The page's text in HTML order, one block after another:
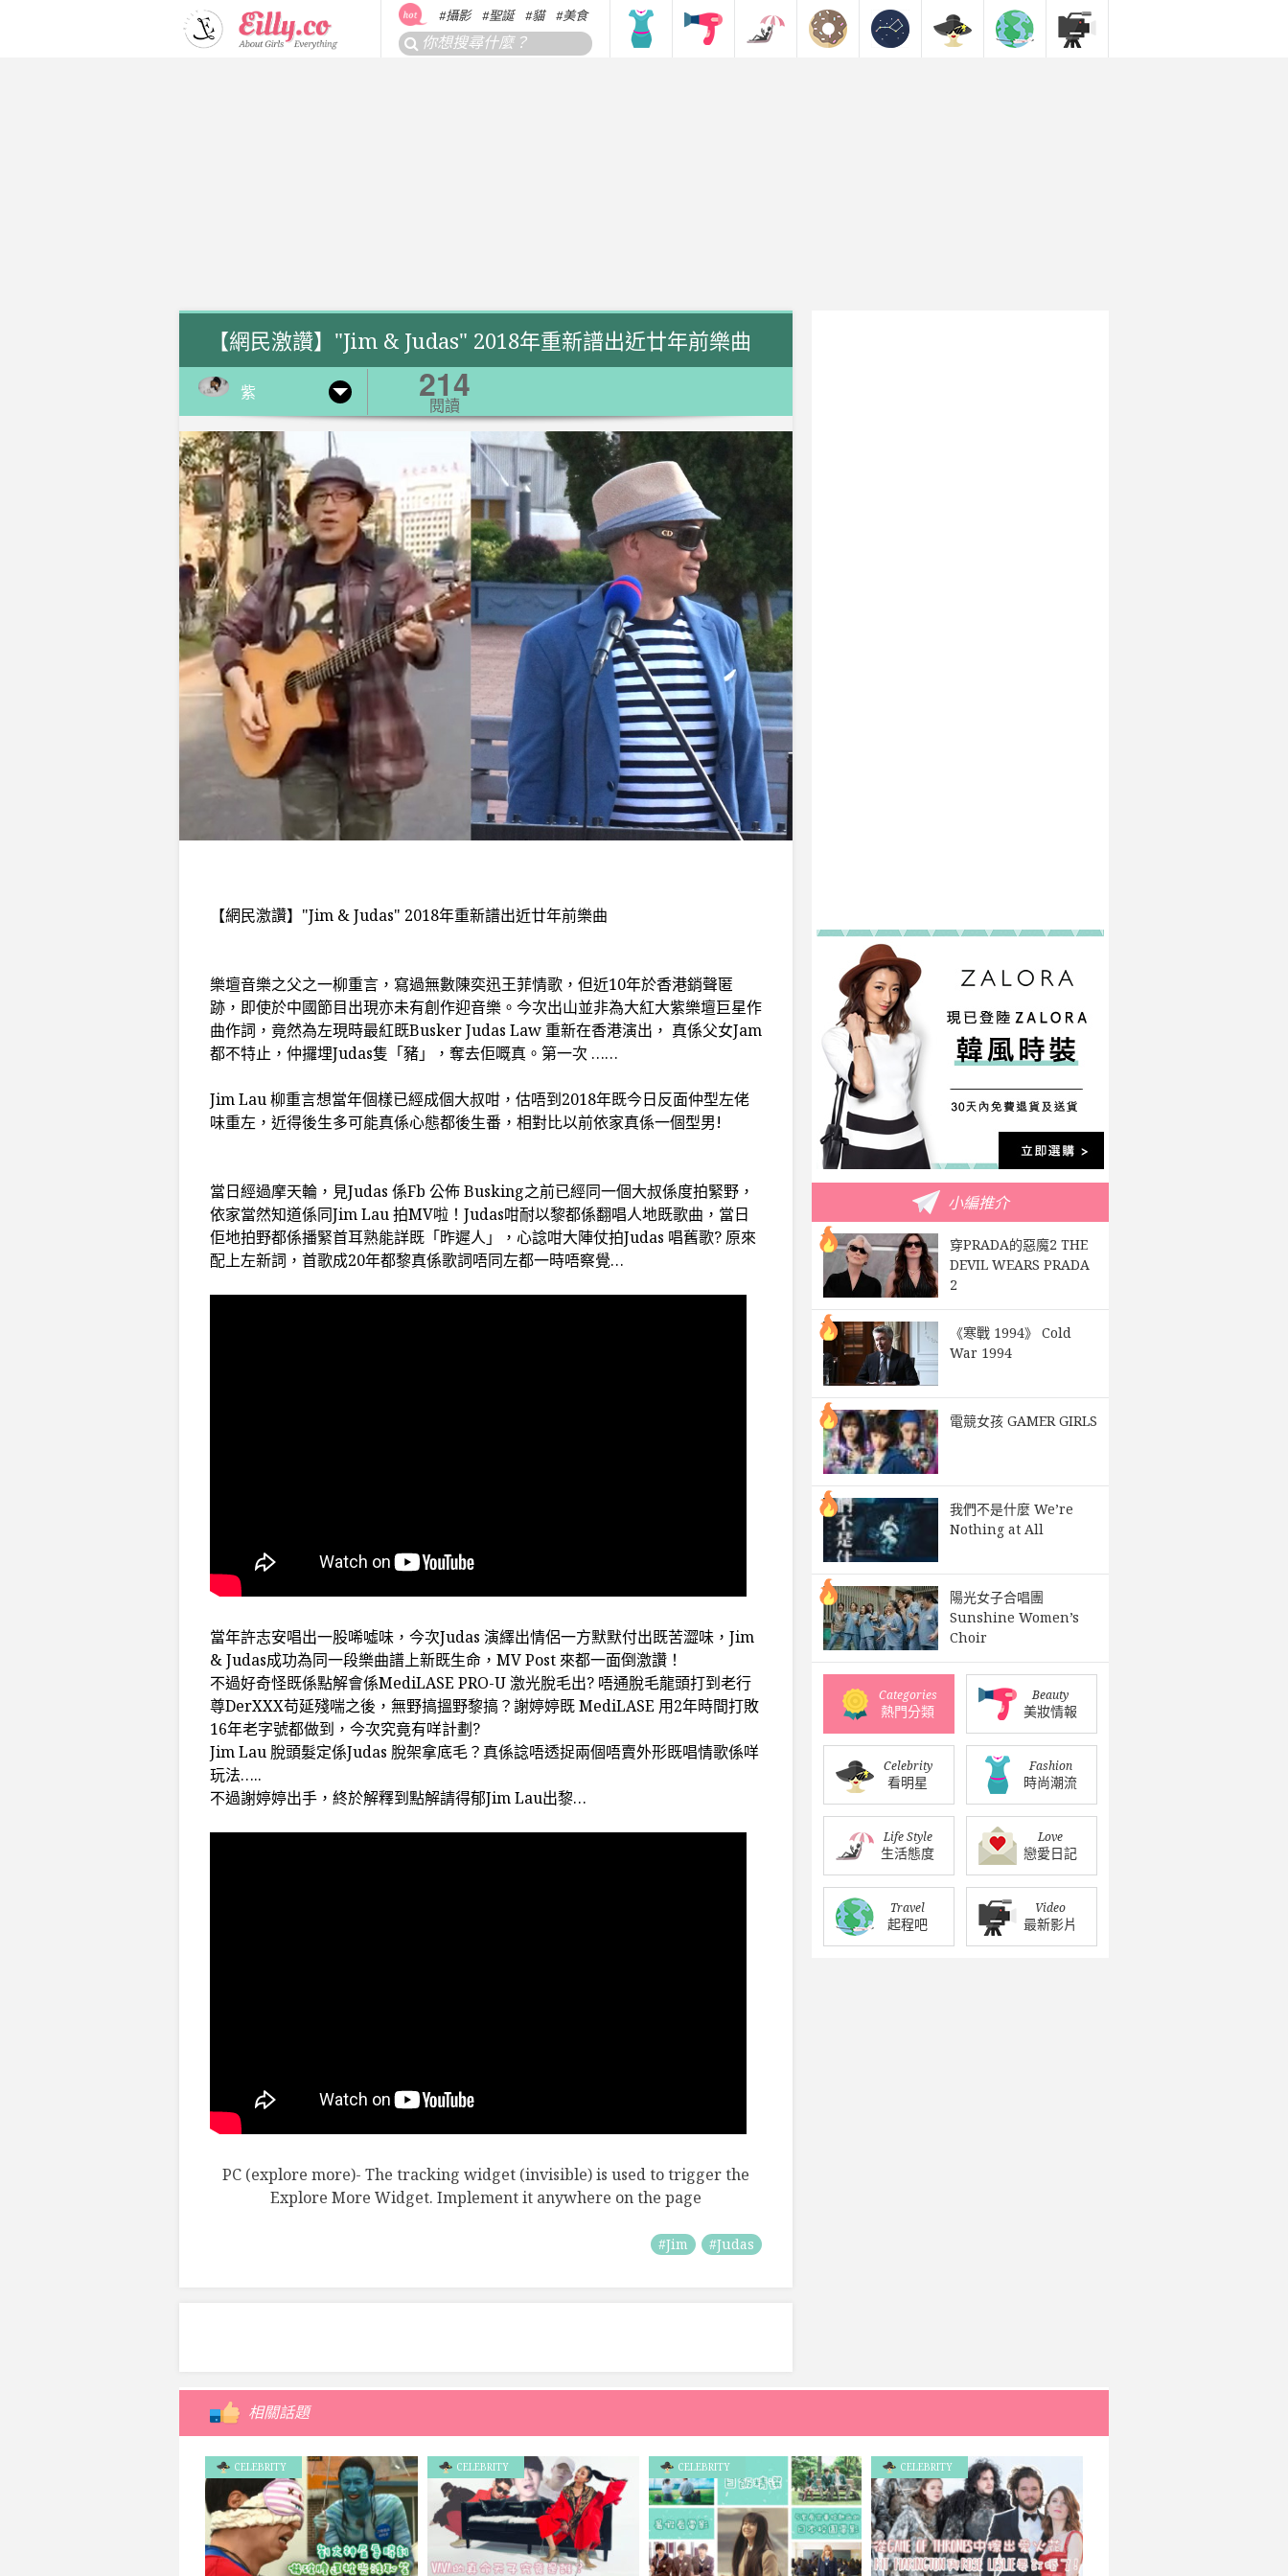
攝影 聖誕 貓 美食 搞笑 香港 韓國
搜
【網民激讚】"Jim & Judas" 2018年重新譜出近廿年前樂曲
紫 214
閱讀
【網民激讚】"Jim & Judas" 2018年重新譜出近廿年前樂曲
樂壇音樂之父之一柳重言，寫過無數陳奕迅王菲情歌，但近10年於香港銷聲匿
跡，即使於中國節目出現亦未有創作迎音樂。今次出山並非為大紅大紫樂壇巨星作
曲作詞，竟然為左現時最紅既Busker Judas Law 重新在香港演出， 真係父女Jam
都不特止，仲攞埋Judas隻「豬」，奪去佢嘅真。第一次 ……
Jim Lau 柳重言想當年個樣已經成個大叔咁，估唔到2018年既今日反面仲型左佬
味重左，近得後生多可能真係心態都後生番，相對比以前依家真係一個型男!
當日經過摩天輪，見Judas 係Fb 公佈 Busking之前已經同一個大叔係度拍緊野，
依家當然知道係同Jim Lau 拍MV啦！Judas咁耐以黎都係翻唱人地既歌曲，當日
佢地拍野都係播緊首耳熟能詳既「昨遲人」，心諗咁大陣仗拍Judas 唱舊歌? 原來
配上左新詞，首歌成20年都黎真係歌詞唔同左都一時唔察覺…
當年許志安唱出一股唏噓味，今次Judas 演繹出情侶一方默默付出既苦澀味，Jim
& Judas成功為同一段樂曲譜上新既生命，MV Post 來都一面倒激讚！
不過好奇怪既係點解會係MediLASE PRO-U 激光脫毛出? 唔通脫毛龍頭打到老行
尊DerXXX苟延殘喘之後，無野搞搵野黎搞？謝婷婷既 MediLASE 用2年時間打敗
16年老字號都做到，今次究竟有咩計劃?
Jim Lau 脫頭髮定係Judas 脫架拿底毛？真係諗唔透捉兩個唔賣外形既唱情歌係咩
玩法…..
不過謝婷婷出手，終於解釋到點解請得郁Jim Lau出黎…
PC (explore more)- The tracking widget (invisible) is used to trigger the
Explore More Widget. Implement it anywhere on the page
#Jim #Judas
小編推介
穿PRADA的惡魔2 THE
DEVIL WEARS PRADA
2
《寒戰 1994》 Cold
War 1994
電競女孩 GAMER GIRLS
我們不是什麼 We’re
Nothing at All
陽光女子合唱團
Sunshine Women’s
Choir
Categories
熱門分類
Beauty
美妝情報
Celebrity
看明星
Fashion
時尚潮流
Life Style
生活態度
Love
戀愛日記
Travel
起程吧
Video
最新影片
相關話題
CELEBRITY CELEBRITY CELEBRITY CELEBRITY